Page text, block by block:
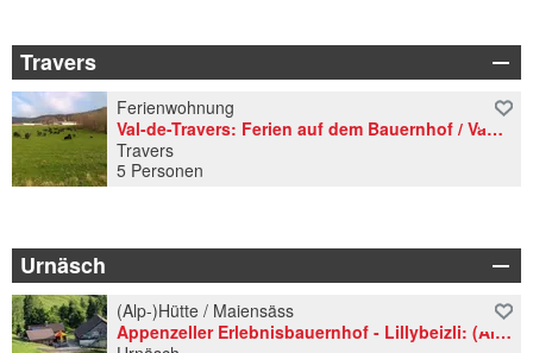
Travers
Ferienwohnung
Val-de-Travers: Ferien auf dem Bauernhof / Vacances à la ferme
Travers
5 Personen
Urnäsch
(Alp-)Hütte / Maiensäss
Appenzeller Erlebnisbauernhof - Lillybeizli: (Alp.-) Hütte